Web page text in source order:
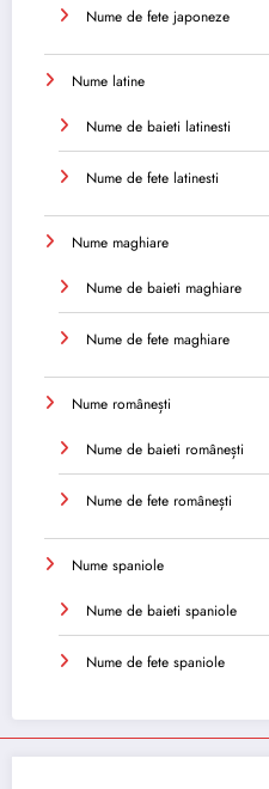
Nume de fete japoneze
Nume latine
Nume de baieti latinesti
Nume de fete latinesti
Nume maghiare
Nume de baieti maghiare
Nume de fete maghiare
Nume românești
Nume de baieti românești
Nume de fete românești
Nume spaniole
Nume de baieti spaniole
Nume de fete spaniole